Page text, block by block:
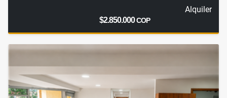
Alquiler
$2.850.000COP